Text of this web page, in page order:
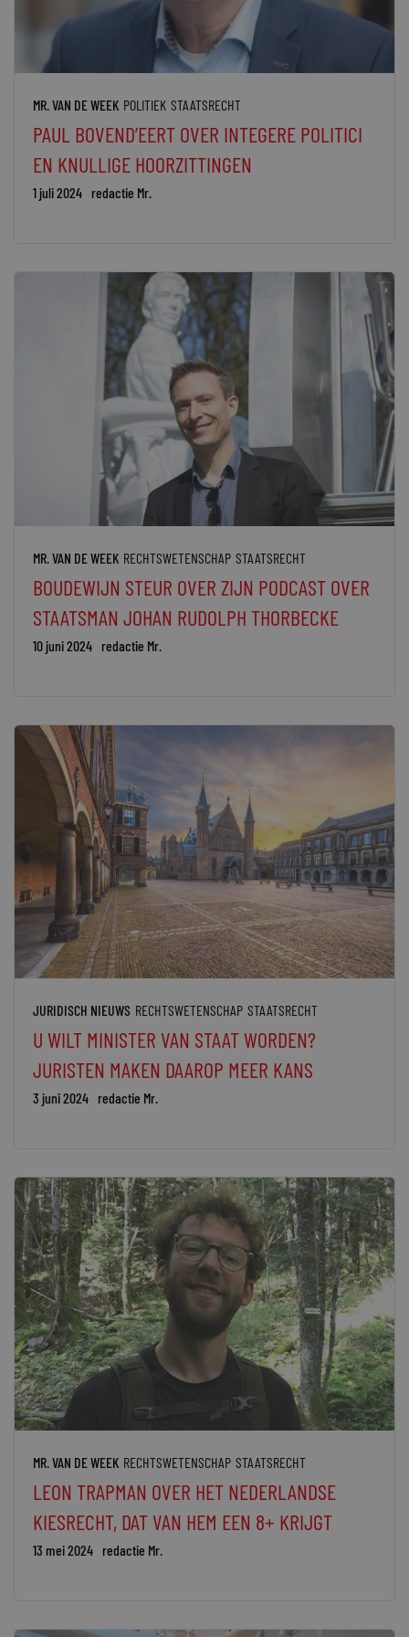
MR. VAN DE WEEK POLITIEK STAATSRECHT
PAUL BOVEND’EERT OVER INTEGERE POLITICI
EN KNULLIGE HOORZITTINGEN
1 juli 2024 redactie Mr.
MR. VAN DE WEEK RECHTSWETENSCHAP STAATSRECHT
BOUDEWIJN STEUR OVER ZIJN PODCAST OVER
STAATSMAN JOHAN RUDOLPH THORBECKE
10 juni 2024 redactie Mr.
JURIDISCH NIEUWS RECHTSWETENSCHAP STAATSRECHT
U WILT MINISTER VAN STAAT WORDEN?
JURISTEN MAKEN DAAROP MEER KANS
3 juni 2024 redactie Mr.
MR. VAN DE WEEK RECHTSWETENSCHAP STAATSRECHT
LEON TRAPMAN OVER HET NEDERLANDSE
KIESRECHT, DAT VAN HEM EEN 8+ KRIJGT
13 mei 2024 redactie Mr.